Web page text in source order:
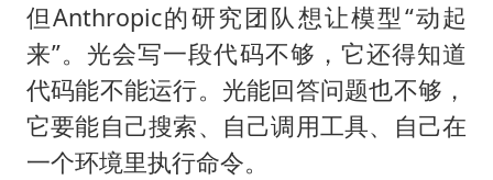
但Anthropic的研究团队想让模型“动起
来”。光会写一段代码不够，它还得知道
代码能不能运行。光能回答问题也不够，
它要能自己搜索、自己调用工具、自己在
一个环境里执行命令。